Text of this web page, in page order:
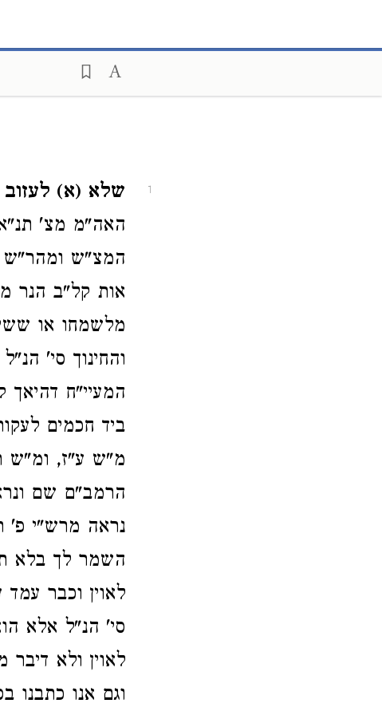
1 שלא (א) לעזוב
האה"מ מצ'
המצ"ש ומהר"ש
אות קל"ב הנר
מלשמחו או
והחינוך סי'
המעיי"ח
ביד חכמים
מ"ש ע"ז, ומ"ש
הרמב"ם שם
נראה מרש"י פ'
השמר לך בלא
לאוין וכבר
סי' הנ"ל אלא
לאוין ולא
וגם אנו